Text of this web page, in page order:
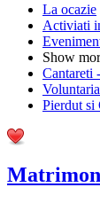
La ocazie
Activiati
Show
Cantareti
Pierdut si